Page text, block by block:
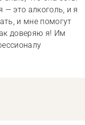
— это алкоголь, и я
и мне помогут
доверяю я! Им